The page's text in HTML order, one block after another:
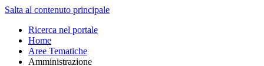
Salta al contenuto principale
Ricerca nel portale
Home
Aree Tematiche
Amministrazione